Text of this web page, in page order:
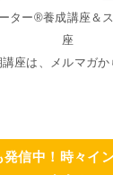
ター®養成講座＆
座
講座は、メルマガ
発信中！時々イ